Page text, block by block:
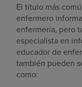
El título más
enfermero
enfermería, pero
especialista en
educador de
también pueden
como: